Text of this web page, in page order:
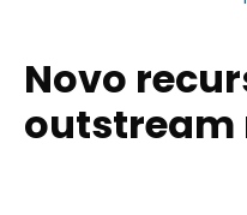
Novo
outstream